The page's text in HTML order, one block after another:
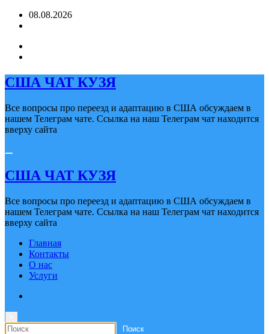
Перейти08.08.2026
США ЧАТ КУЗЯ
Все вопросы про переезд и адаптацию в США обсуждаем в
нашем Телеграм чате. Ссылка на наш Телеграм чат находится
вверху сайта
США ЧАТ КУЗЯ
Все вопросы про переезд и адаптацию в США обсуждаем в
нашем Телеграм чате. Ссылка на наш Телеграм чат находится
вверху сайта
Главная
Контакты
О нас
Услуги